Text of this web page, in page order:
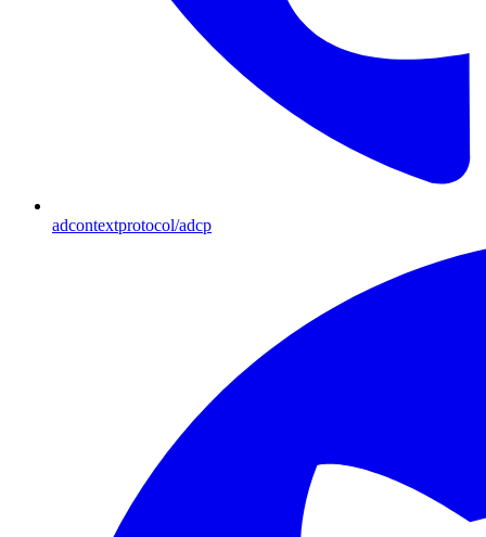
adcontextprotocol/adcp